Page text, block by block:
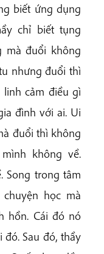
biết ứng dụng
chỉ biết tụng
mà đuổi không
nhưng đuổi thì
cảm điều gì
đình với ai. Ui
đuổi thì không
không về.
Song trong tâm
học mà
hồn. Cái đó nó
Sau đó, thầy